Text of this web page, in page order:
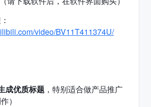
video/BV11T411374U/
成优质标题 ，特别适合做产品推广
）